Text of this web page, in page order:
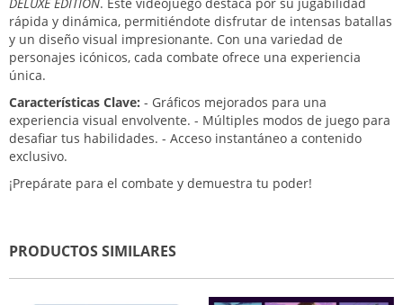
rápida y dinámica, permitiéndote disfrutar de intensas batallas
y un diseño visual impresionante. Con una variedad de
personajes icónicos, cada combate ofrece una experiencia
única.
Características Clave: - Gráficos mejorados para una
experiencia visual envolvente. - Múltiples modos de juego para
desafiar tus habilidades. - Acceso instantáneo a contenido
exclusivo.
¡Prepárate para el combate y demuestra tu poder!
PRODUCTOS SIMILARES